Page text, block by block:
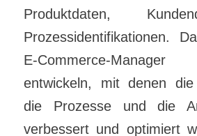
Produktdaten,
Prozessidentifikationen.
E-Commerce-
entwickeln, mit denen die
die Prozesse und die
verbessert und optimiert